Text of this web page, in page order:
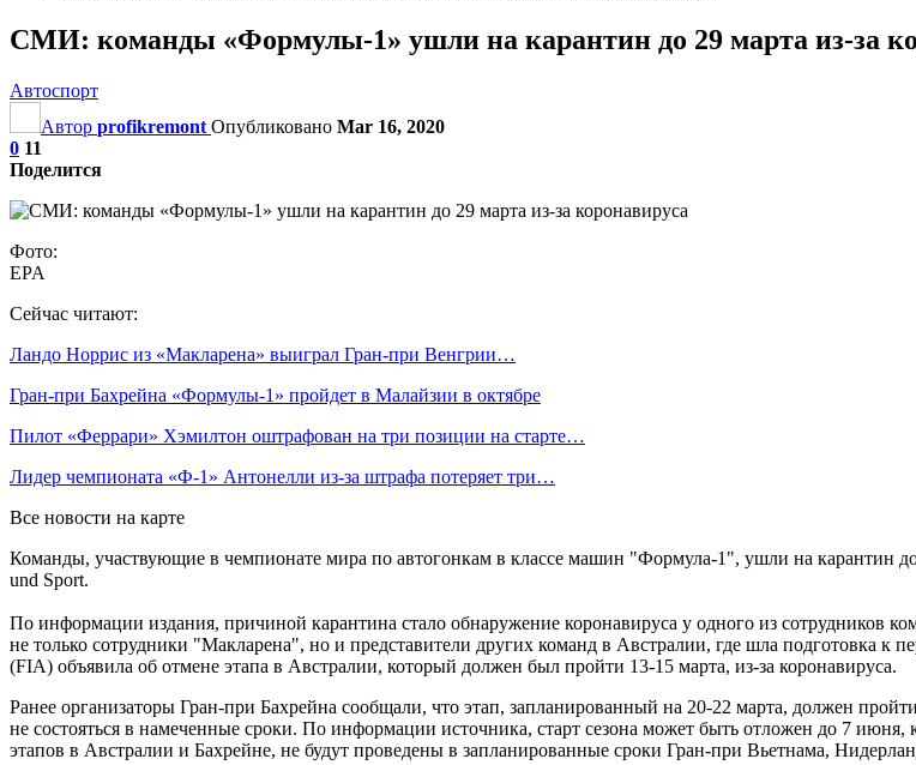
СМИ: команды «Формулы-1» ушли на карантин до 29 марта из-за
Автоспорт
Автор profikremont Опубликовано Mar 16, 2020
0 11
Поделится
Фото:
EPA
Сейчас читают:
Ландо Норрис из «Макларена» выиграл Гран‑при Венгрии…
Гран‑при Бахрейна «Формулы‑1» пройдет в Малайзии в октябре
Пилот «Феррари» Хэмилтон оштрафован на три позиции на старте…
Лидер чемпионата «Ф‑1» Антонелли из‑за штрафа потеряет три…
Все новости на карте
Команды, участвующие в чемпионате мира по автогонкам в классе машин "Формула-1", ушли на карантин
und Sport.
По информации издания, причиной карантина стало обнаружение коронавируса у одного из сотрудников
не только сотрудники "Макларена", но и представители других команд в Австралии, где шла подготовка к
(FIA) объявила об отмене этапа в Австралии, который должен был пройти 13-15 марта, из-за коронавируса.
Ранее организаторы Гран-при Бахрейна сообщали, что этап, запланированный на 20-22 марта, должен
не состояться в намеченные сроки. По информации источника, старт сезона может быть отложен до 7
этапов в Австралии и Бахрейне, не будут проведены в запланированные сроки Гран-при Вьетнама,